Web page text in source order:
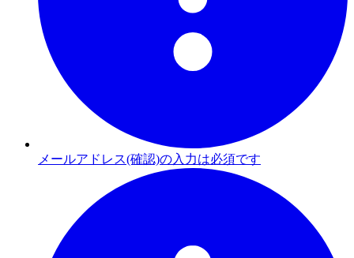
メールアドレス(確認)の入力は必須です